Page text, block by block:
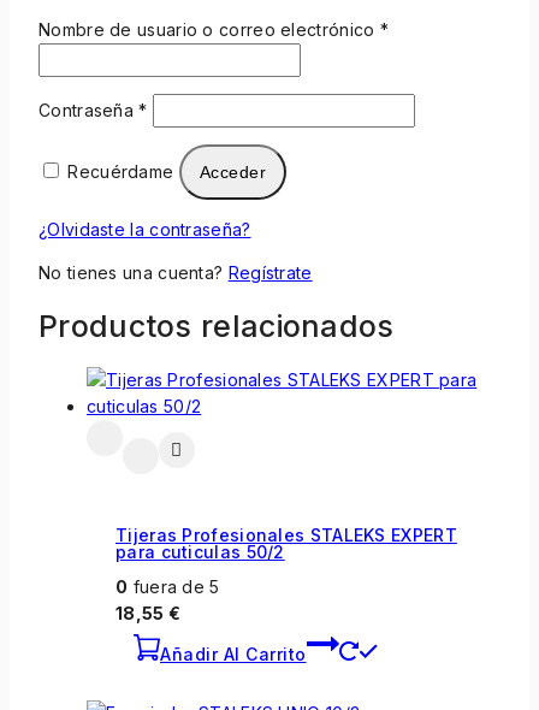
Nombre de usuario o correo electrónico *
Contraseña*
Recuérdame Acceder
¿Olvidaste la contraseña?
No tienes una cuenta? Regístrate
Productos relacionados
Tijeras Profesionales STALEKS EXPERT
para cuticulas 50/2
0 fuera de 5
18,55 €
Añadir Al Carrito